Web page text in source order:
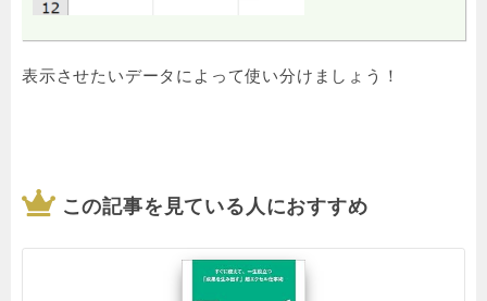
表示させたいデータによって使い分けましょう！
この記事を見ている人におすすめ